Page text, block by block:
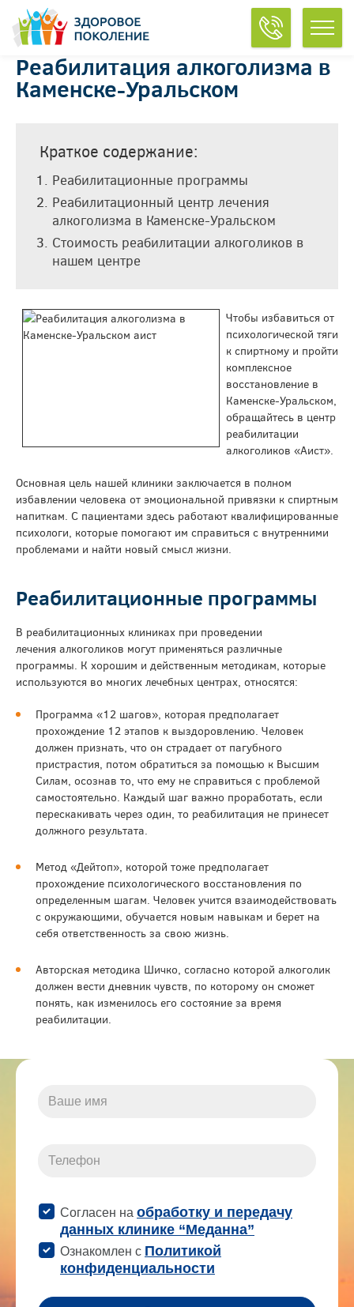
Реабилитация алкоголизма в
Каменске-Уральском
Краткое содержание:
Реабилитационные программы
Реабилитационный центр лечения
алкоголизма в Каменске-Уральском
Стоимость реабилитации алкоголиков в
нашем центре
Чтобы избавиться от
психологической тяги
к спиртному и пройти
комплексное
восстановление в
Каменске-Уральском,
обращайтесь в центр
реабилитации
алкоголиков «Аист».
Основная цель нашей клиники заключается в полном
избавлении человека от эмоциональной привязки к спиртным
напиткам. С пациентами здесь работают квалифицированные
психологи, которые помогают им справиться с внутренними
проблемами и найти новый смысл жизни.
Реабилитационные программы
В реабилитационных клиниках при проведении
лечения алкоголиков могут применяться различные
программы. К хорошим и действенным методикам, которые
используются во многих лечебных центрах, относятся:
Программа «12 шагов», которая предполагает
прохождение 12 этапов к выздоровлению. Человек
должен признать, что он страдает от пагубного
пристрастия, потом обратиться за помощью к Высшим
Силам, осознав то, что ему не справиться с проблемой
самостоятельно. Каждый шаг важно проработать, если
перескакивать через один, то реабилитация не принесет
должного результата.
Метод «Дейтоп», которой тоже предполагает
прохождение психологического восстановления по
определенным шагам. Человек учится взаимодействовать
с окружающими, обучается новым навыкам и берет на
себя ответственность за свою жизнь.
Авторская методика Шичко, согласно которой алкоголик
должен вести дневник чувств, по которому он сможет
понять, как изменилось его состояние за время
реабилитации.